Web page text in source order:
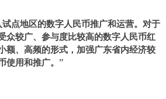
点地区的数字人民币推广和运营。对于
众较广、参与度比较高的数字人民币红
额、高频的形式，加强广东省内经济较
使用和推广。”